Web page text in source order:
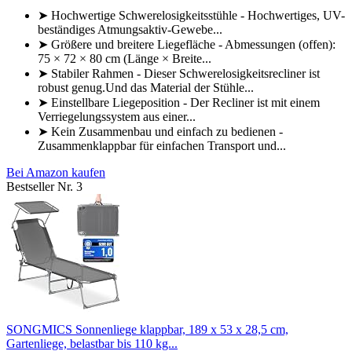
➤ Hochwertige Schwerelosigkeitsstühle - Hochwertiges, UV-
beständiges Atmungsaktiv-Gewebe...
➤ Größere und breitere Liegefläche - Abmessungen (offen):
75 × 72 × 80 cm (Länge × Breite...
➤ Stabiler Rahmen - Dieser Schwerelosigkeitsrecliner ist
robust genug.Und das Material der Stühle...
➤ Einstellbare Liegeposition - Der Recliner ist mit einem
Verriegelungssystem aus einer...
➤ Kein Zusammenbau und einfach zu bedienen -
Zusammenklappbar für einfachen Transport und...
Bei Amazon kaufen
Bestseller Nr. 3
SONGMICS Sonnenliege klappbar, 189 x 53 x 28,5 cm,
Gartenliege, belastbar bis 110 kg...